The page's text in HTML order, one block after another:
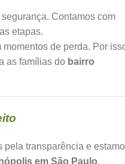
Contamos com
etapas.
de perda. Por
as famílias do bairro
pela transparência e
em São Paulo.